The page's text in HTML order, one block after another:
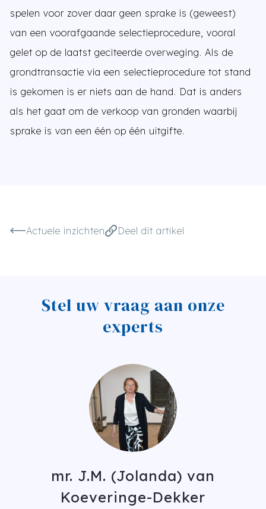
spelen voor zover daar geen sprake is (geweest)
van een voorafgaande selectieprocedure, vooral
gelet op de laatst geciteerde overweging. Als de
grondtransactie via een selectieprocedure tot stand
is gekomen is er niets aan de hand. Dat is anders
als het gaat om de verkoop van gronden waarbij
sprake is van een één op één uitgifte.
Actuele inzichten Deel dit artikel
Stel uw vraag aan onze
experts
mr. J.M. (Jolanda) van
Koeveringe-Dekker